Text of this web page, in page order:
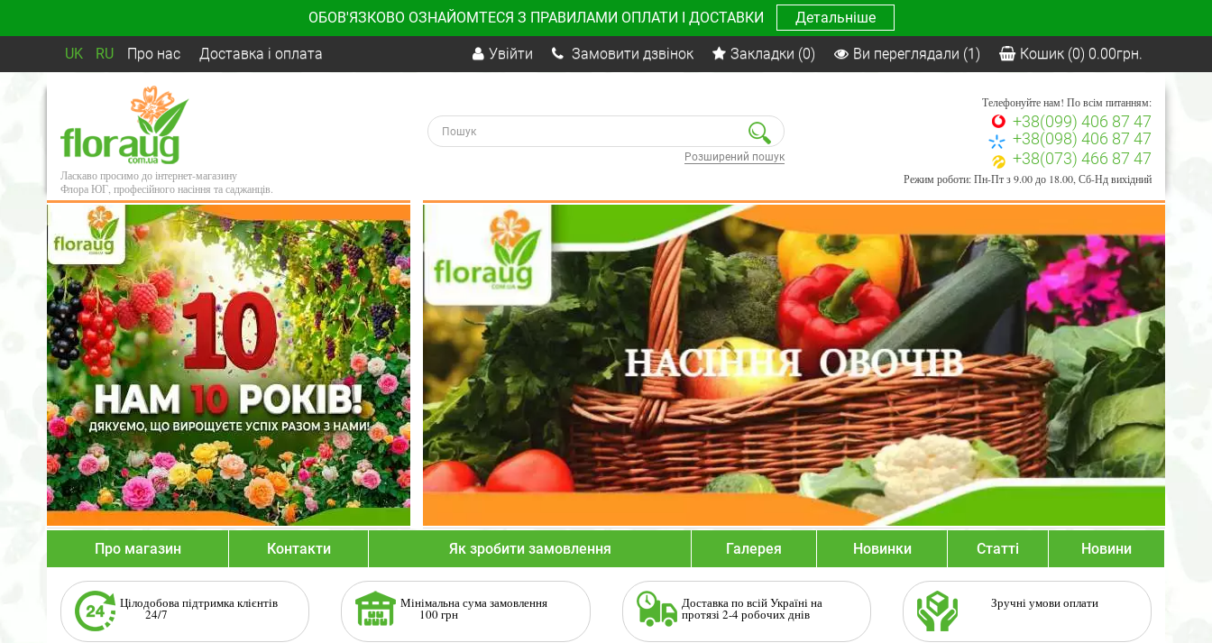
ОБОВ'ЯЗКОВО ОЗНАЙОМТЕСЯ З ПРАВИЛАМИ ОПЛАТИ І ДОСТАВКИ Детальніше
UK RU Про нас Доставка і оплата Увійти Замовити дзвінок Закладки (0) Ви переглядали (1) Кошик (0) 0.00грн.
Ласкаво просимо до інтернет-магазину
Флора ЮГ, професійного насіння та саджанців.
Розширений пошук
Телефонуйте нам! По всім питанням:
+38(099) 406 87 47
+38(098) 406 87 47
+38(073) 466 87 47
Режим роботи: Пн-Пт з 9.00 до 18.00, Сб-Нд вихідний
Про магазин Контакти Як зробити замовлення Галерея Новинки Статті Новини
Цілодобова підтримка клієнтів
24/7
Мінімальна сума замовлення
100 грн
Доставка по всій Україні на
протязі 2-4 робочих днів
Зручні умови оплати